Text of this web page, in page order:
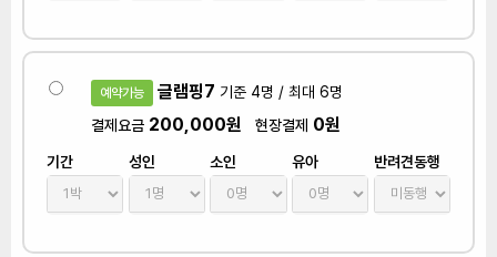
예약가능 글램핑7 기준 4명 / 최대 6명
결제요금 200,000원 현장결제 0원
기간 성인 소인 유아 반려견동행